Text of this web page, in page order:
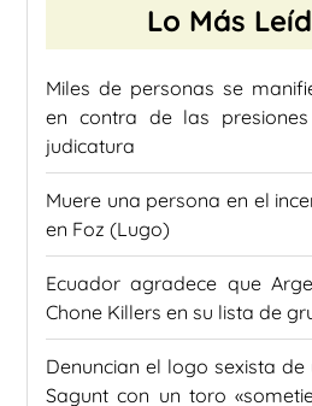
Lo Más
Miles de personas se
en contra de las
judicatura
Muere una persona en el
en Foz (Lugo)
Ecuador agradece que
Chone Killers en su lista de
Denuncian el logo sexista
Sagunt con un toro